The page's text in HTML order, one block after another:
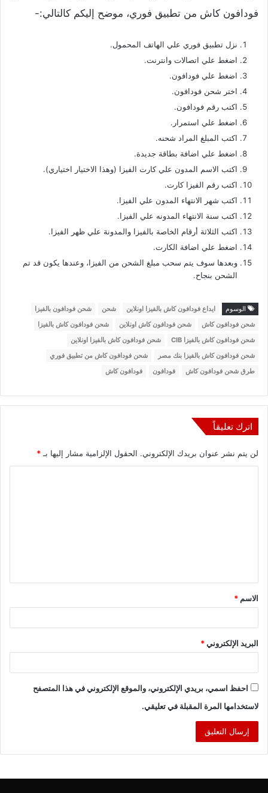
فودافون كاش من تطبيق فوري، موضح إليكم كالتالي:-
نزل تطبيق فوري علي الهاتف المحمول.
اضغط علي اتصالات وانترنت.
اضغط علي فودافون.
اختر شحن فودافون.
اكتب رقم فودافون.
اضغط علي استمرار.
اكتب المبلغ المراد شحنه.
اضغط علي اضافة بطاقة جديدة.
اكتب الاسم المدون علي كارت الفيزا (وهذا الاختيار اختياري).
اكتب رقم الفيزا كارت.
اكتب شهر الانتهاء المدون علي الفيزا.
اكتب سنة الانتهاء المدونه علي الفيزا.
اكتب الثلاثة أرقام الخاصة بالفيزا والمدونة علي ظهر الفيزا.
اضغط علي اضافة الكارت.
وبعدها سوف يتم سحب مبلغ الشحن من الفيزا، وعندها يكون قد تم
الشحن بنجاح.
الوسوم ايداع فودافون كاش بالفيزا اونلاين شحن
شحن فودافون بالفيزا
شحن فودافون كاش
شحن فودافون كاش اونلاين
شحن فودافون كاش بالفيزا
شحن فودافون كاش بالفيزا CIB
شحن فودافون كاش بالفيزا اونلاين
شحن فودافون كاش بالفيزا بنك مصر
شحن فودافون كاش من تطبيق فوري
طرق شحن فودافون كاش
فودافون فودافون كاش
اترك تعليقاً
لن يتم نشر عنوان بريدك الإلكتروني. الحقول الإلزامية مشار إليها بـ *
ق
*
الاسم *
البريد الإلكتروني*
احفظ اسمي، بريدي الإلكتروني، والموقع الإلكتروني في هذا المتصفح
لاستخدامها المرة المقبلة في تعليقي.